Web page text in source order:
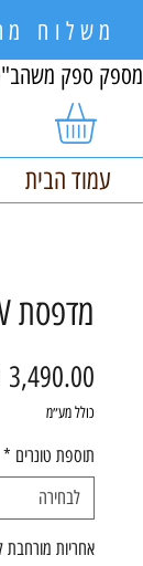
משלוח
מספק ספק משהב"ט
עמוד הבית
מדפסת Brother MFC-L9570CDW
כולל מע״מ
תוספת טונרים *
לבחירה
אחריות מורחבת ל3